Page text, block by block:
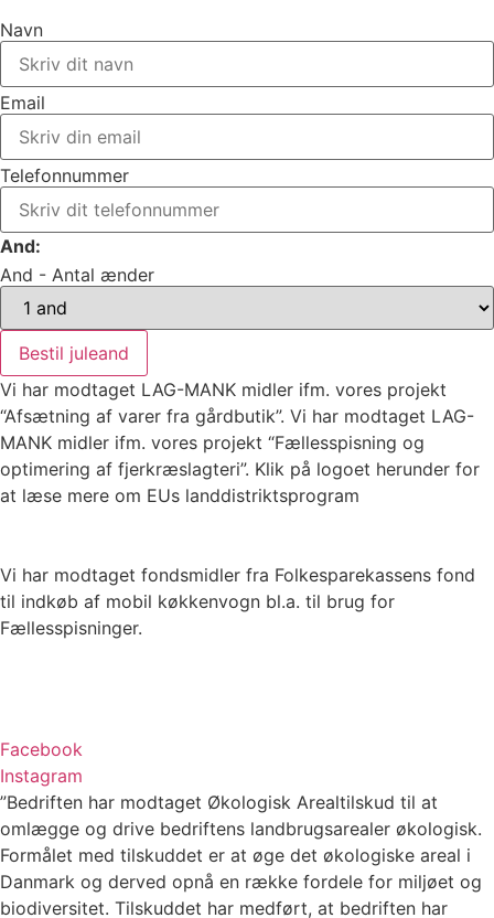
Navn
Email
Telefonnummer
And:
And - Antal ænder
Bestil juleand
Vi har modtaget LAG-MANK midler ifm. vores projekt
“Afsætning af varer fra gårdbutik”. Vi har modtaget LAG-
MANK midler ifm. vores projekt “Fællesspisning og
optimering af fjerkræslagteri”. Klik på logoet herunder for
at læse mere om EUs landdistriktsprogram
Vi har modtaget fondsmidler fra Folkesparekassens fond
til indkøb af mobil køkkenvogn bl.a. til brug for
Fællesspisninger.
Facebook
Instagram
”Bedriften har modtaget Økologisk Arealtilskud til at
omlægge og drive bedriftens landbrugsarealer økologisk.
Formålet med tilskuddet er at øge det økologiske areal i
Danmark og derved opnå en række fordele for miljøet og
biodiversitet. Tilskuddet har medført, at bedriften har